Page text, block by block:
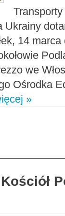
14
we
Ośrodka
»